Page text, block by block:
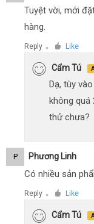
Tuyệt vời, mới
hàng.
Reply ● Like
Cẩm Tú
Dạ, tùy
không quá
thử chưa?
P Phương Linh
Có nhiều sản
Reply ● Like
Cẩm Tú